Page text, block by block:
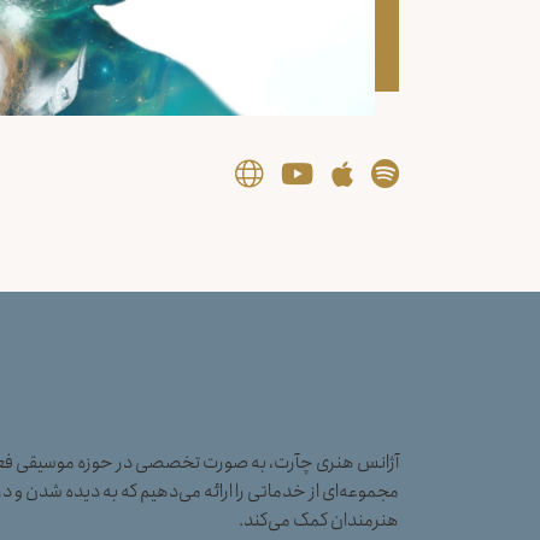
آژانس هنری چآرت، به صورت تخصصی در حوزه موسیقی
مجموعه‌ای از خدماتی را ارائه می‌دهیم که به دیده شدن و
هنرمندان کمک می‌کند.